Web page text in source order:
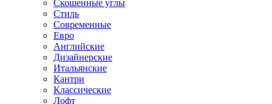
Скошенные углы
Стиль
Современные
Евро
Английские
Дизайнерские
Итальянские
Кантри
Классические
Лофт